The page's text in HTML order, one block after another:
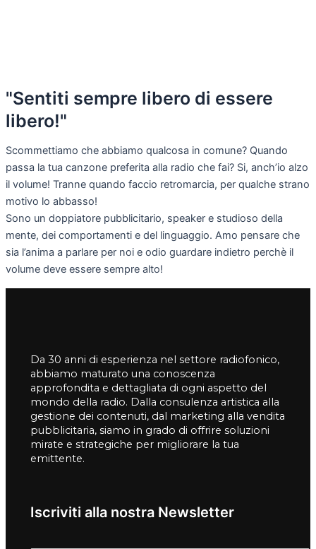
"Sentiti sempre libero di essere
libero!"
Scommettiamo che abbiamo qualcosa in comune? Quando
passa la tua canzone preferita alla radio che fai? Si, anch’io alzo
il volume! Tranne quando faccio retromarcia, per qualche strano
motivo lo abbasso!
Sono un doppiatore pubblicitario, speaker e studioso della
mente, dei comportamenti e del linguaggio. Amo pensare che
sia l’anima a parlare per noi e odio guardare indietro perchè il
volume deve essere sempre alto!
Da 30 anni di esperienza nel settore radiofonico,
abbiamo maturato una conoscenza
approfondita e dettagliata di ogni aspetto del
mondo della radio. Dalla consulenza artistica alla
gestione dei contenuti, dal marketing alla vendita
pubblicitaria, siamo in grado di offrire soluzioni
mirate e strategiche per migliorare la tua
emittente.
Iscriviti alla nostra Newsletter